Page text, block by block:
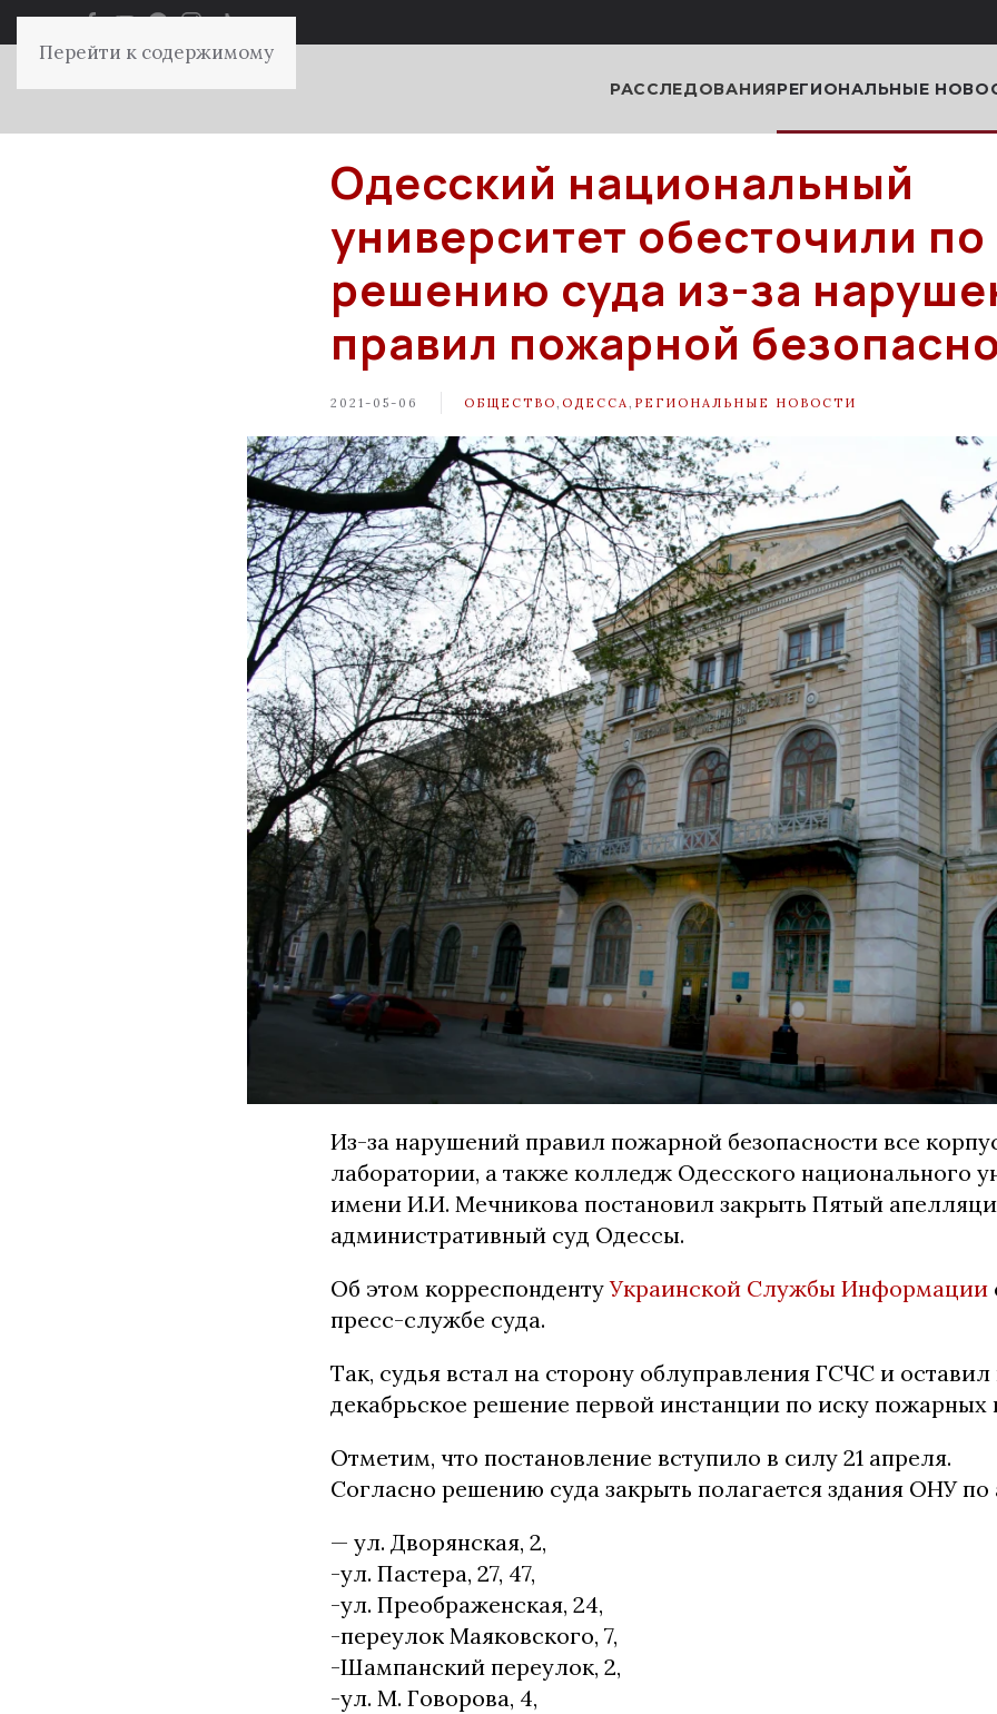
Перейти к содержимому
РАССЛЕДОВАНИЯРЕГИОНАЛЬНЫЕ
Одесский национальный
университет обесточили по
решению суда из-за
правил пожарной
2021-05-06 ОБЩЕСТВО ОДЕССА РЕГИОНАЛЬНЫЕ НОВОСТИ
Из-за нарушений правил пожарной безопасности все
лаборатории, а также колледж Одесского национального
имени И.И. Мечникова постановил закрыть Пятый
административный суд Одессы.
Об этом корреспондентуУкраинской Службы Информации
пресс-службе суда.
Так, судья встал на сторону облуправления ГСЧС и оставил
декабрьское решение первой инстанции по иску пожарных
Отметим, что постановление вступило в силу 21 апреля.
Согласно решению суда закрыть полагается здания ОНУ по
— ул. Дворянская, 2,
-ул. Пастера, 27, 47,
-ул. Преображенская, 24,
-переулок Маяковского, 7,
-Шампанский переулок, 2,
-ул. М. Говорова, 4,